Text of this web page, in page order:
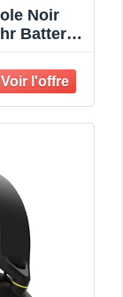
Noir
Batterie,